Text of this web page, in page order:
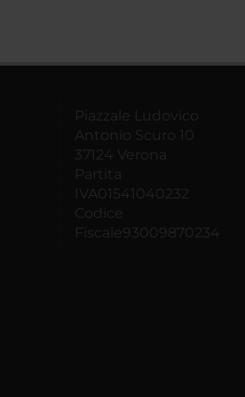
Piazzale Ludovico
Antonio Scuro 10
37124 Verona
Partita
IVA01541040232
Codice
Fiscale93009870234